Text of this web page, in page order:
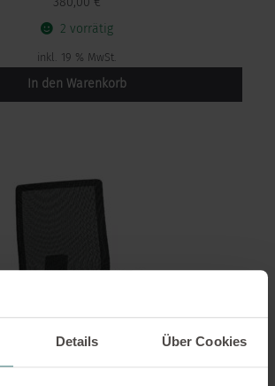
Details Über Cookies
2 vorrätig
inkl. 19 % MwSt.
In den Warenkorb